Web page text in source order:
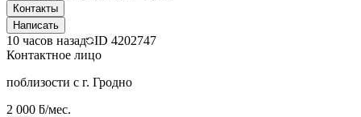
Контакты
Написать
10 часов назад ID 4202747
Контактное лицо
поблизости с г. Гродно
2 000 ƃ/мес.